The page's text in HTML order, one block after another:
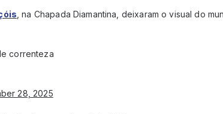
, na Chapada Diamantina, deixaram o visual do
correnteza
28, 2025